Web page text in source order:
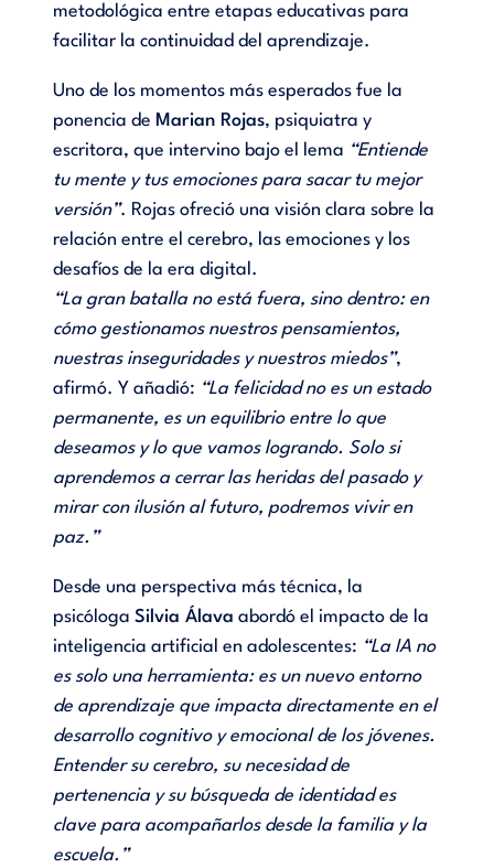
metodológica entre etapas educativas para
facilitar la continuidad del aprendizaje.
Uno de los momentos más esperados fue la
ponencia de Marian Rojas, psiquiatra y
escritora, que intervino bajo el lema “Entiende
tu mente y tus emociones para sacar tu mejor
versión”. Rojas ofreció una visión clara sobre la
relación entre el cerebro, las emociones y los
desafíos de la era digital.
“La gran batalla no está fuera, sino dentro: en
cómo gestionamos nuestros pensamientos,
nuestras inseguridades y nuestros miedos”,
afirmó. Y añadió: “La felicidad no es un estado
permanente, es un equilibrio entre lo que
deseamos y lo que vamos logrando. Solo si
aprendemos a cerrar las heridas del pasado y
mirar con ilusión al futuro, podremos vivir en
paz.”
Desde una perspectiva más técnica, la
psicóloga Silvia Álava abordó el impacto de la
inteligencia artificial en adolescentes: “La IA no
es solo una herramienta: es un nuevo entorno
de aprendizaje que impacta directamente en el
desarrollo cognitivo y emocional de los jóvenes.
Entender su cerebro, su necesidad de
pertenencia y su búsqueda de identidad es
clave para acompañarlos desde la familia y la
escuela.”